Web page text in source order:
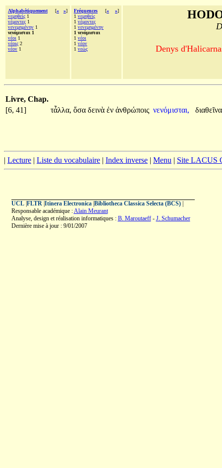
Alphabétiquement [« »]
νεμηθεὶς 1
νέμοντες 1
νενεμημένην 1
νενόμισται 1
νέοι 1
νέοις 2
νέον 1
Fréquences [« »]
1 νεμηθεὶς
1 νέμοντες
1 νενεμημένην
1 νενόμισται
1 νέοι
1 νέον
1 νεὼς Denys
Livre, Chap.
[6, 41]
τἆλλα, ὅσα δεινὰ ἐν ἀνθρώποις νενόμισται,
| Lecture | Liste du vocabulaire | Index inverse | Menu | Site LACUS
UCL| FLTR| Itinera Electronica| Bibliotheca Classica Selecta (BCS)|
Responsable académique :Alain Meurant
Analyse, design et réalisation informatiques : B. Maroutaeff- J. Schumacher
Dernière mise à jour : 9/01/2007